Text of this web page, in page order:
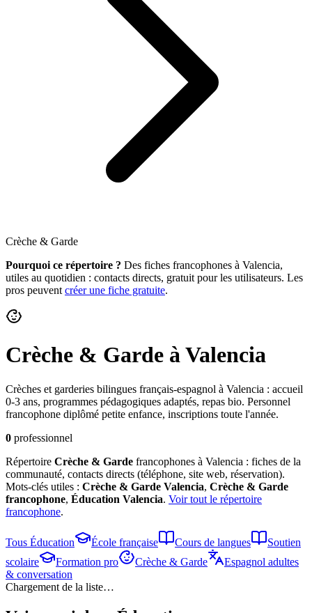
Crèche & Garde
Pourquoi ce répertoire ? Des fiches francophones à Valencia,
utiles au quotidien : contacts directs, gratuit pour les utilisateurs. Les
pros peuvent créer une fiche gratuite.
Crèche & Garde à Valencia
Crèches et garderies bilingues français-espagnol à Valencia : accueil
0-3 ans, programmes pédagogiques adaptés, repas bio. Personnel
francophone diplômé petite enfance, inscriptions toute l'année.
0 professionnel
Répertoire Crèche & Garde francophones à Valencia : fiches de la
communauté, contacts directs (téléphone, site web, réservation).
Mots-clés utiles : Crèche & Garde Valencia, Crèche & Garde
francophone, Éducation Valencia. Voir tout le répertoire
francophone.
Tous Éducation École française Cours de langues
Soutien
scolaire
Formation pro Crèche & Garde
Espagnol adultes
& conversation
Chargement de la liste…